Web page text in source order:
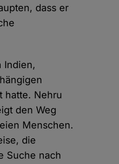
dass er
Indien,
hatte. Nehru
den Weg
Menschen.
die
Suche nach